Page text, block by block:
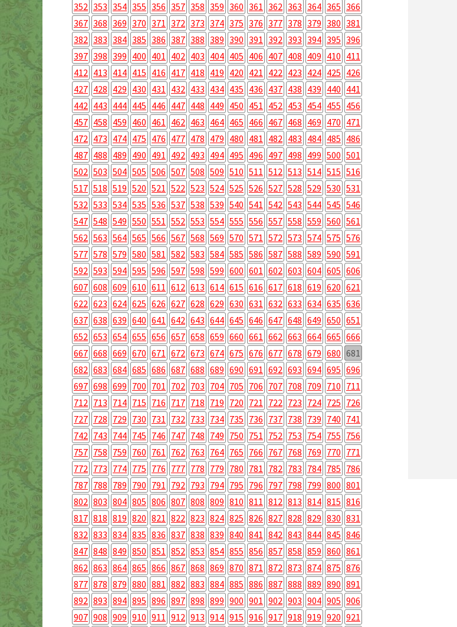
352 353 354 355 356 357 358 359 360 361 362 363 364 365 366
367 368 369 370 371 372 373 374 375 376 377 378 379 380 381
382 383 384 385 386 387 388 389 390 391 392 393 394 395 396
397 398 399 400 401 402 403 404 405 406 407 408 409 410 411
412 413 414 415 416 417 418 419 420 421 422 423 424 425 426
427 428 429 430 431 432 433 434 435 436 437 438 439 440 441
442 443 444 445 446 447 448 449 450 451 452 453 454 455 456
457 458 459 460 461 462 463 464 465 466 467 468 469 470 471
472 473 474 475 476 477 478 479 480 481 482 483 484 485 486
487 488 489 490 491 492 493 494 495 496 497 498 499 500 501
502 503 504 505 506 507 508 509 510 511 512 513 514 515 516
517 518 519 520 521 522 523 524 525 526 527 528 529 530 531
532 533 534 535 536 537 538 539 540 541 542 543 544 545 546
547 548 549 550 551 552 553 554 555 556 557 558 559 560 561
562 563 564 565 566 567 568 569 570 571 572 573 574 575 576
577 578 579 580 581 582 583 584 585 586 587 588 589 590 591
592 593 594 595 596 597 598 599 600 601 602 603 604 605 606
607 608 609 610 611 612 613 614 615 616 617 618 619 620 621
622 623 624 625 626 627 628 629 630 631 632 633 634 635 636
637 638 639 640 641 642 643 644 645 646 647 648 649 650 651
652 653 654 655 656 657 658 659 660 661 662 663 664 665 666
667 668 669 670 671 672 673 674 675 676 677 678 679 680 681
682 683 684 685 686 687 688 689 690 691 692 693 694 695 696
697 698 699 700 701 702 703 704 705 706 707 708 709 710 711
712 713 714 715 716 717 718 719 720 721 722 723 724 725 726
727 728 729 730 731 732 733 734 735 736 737 738 739 740 741
742 743 744 745 746 747 748 749 750 751 752 753 754 755 756
757 758 759 760 761 762 763 764 765 766 767 768 769 770 771
772 773 774 775 776 777 778 779 780 781 782 783 784 785 786
787 788 789 790 791 792 793 794 795 796 797 798 799 800 801
802 803 804 805 806 807 808 809 810 811 812 813 814 815 816
817 818 819 820 821 822 823 824 825 826 827 828 829 830 831
832 833 834 835 836 837 838 839 840 841 842 843 844 845 846
847 848 849 850 851 852 853 854 855 856 857 858 859 860 861
862 863 864 865 866 867 868 869 870 871 872 873 874 875 876
877 878 879 880 881 882 883 884 885 886 887 888 889 890 891
892 893 894 895 896 897 898 899 900 901 902 903 904 905 906
907 908 909 910 911 912 913 914 915 916 917 918 919 920 921